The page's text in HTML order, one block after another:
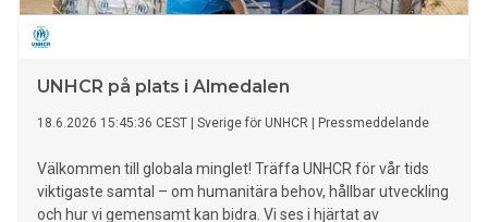
UNHCR på plats i Almedalen
18.6.2026 15:45:36 CEST Sverige för UNHCR Pressmeddelande
Välkommen till globala minglet! Träffa UNHCR för vår tids
viktigaste samtal – om humanitära behov, hållbar utveckling
och hur vi gemensamt kan bidra. Vi ses i hjärtat av